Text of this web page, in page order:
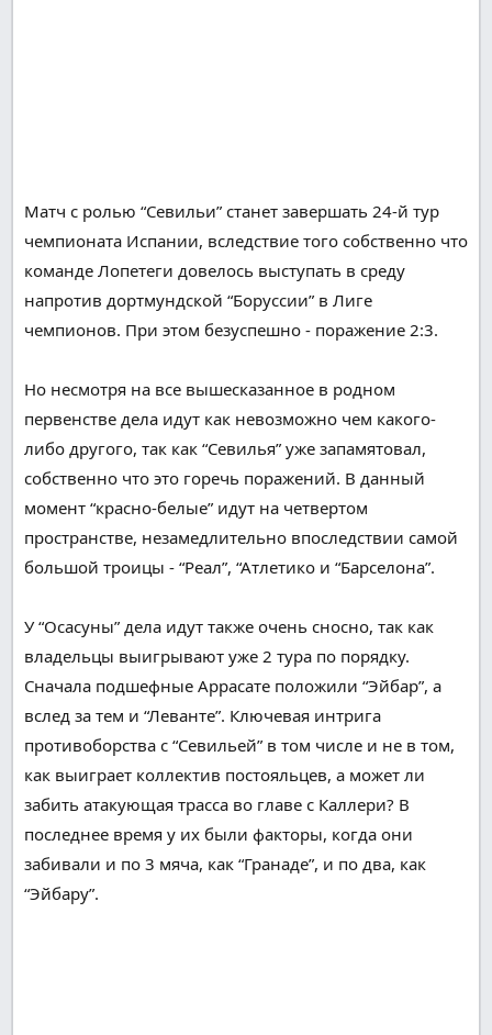
Матч с ролью “Севильи” станет завершать 24-й тур
чемпионата Испании, вследствие того собственно что
команде Лопетеги довелось выступать в среду
напротив дортмундской “Боруссии” в Лиге
чемпионов. При этом безуспешно - поражение 2:3.
Но несмотря на все вышесказанное в родном
первенстве дела идут как невозможно чем какого-
либо другого, так как “Севилья” уже запамятовал,
собственно что это горечь поражений. В данный
момент “красно-белые” идут на четвертом
пространстве, незамедлительно впоследствии самой
большой троицы - “Реал”, “Атлетико и “Барселона”.
У “Осасуны” дела идут также очень сносно, так как
владельцы выигрывают уже 2 тура по порядку.
Сначала подшефные Аррасате положили “Эйбар”, а
вслед за тем и “Леванте”. Ключевая интрига
противоборства с “Севильей” в том числе и не в том,
как выиграет коллектив постояльцев, а может ли
забить атакующая трасса во главе с Каллери? В
последнее время у их были факторы, когда они
забивали и по 3 мяча, как “Гранаде”, и по два, как
“Эйбару”.